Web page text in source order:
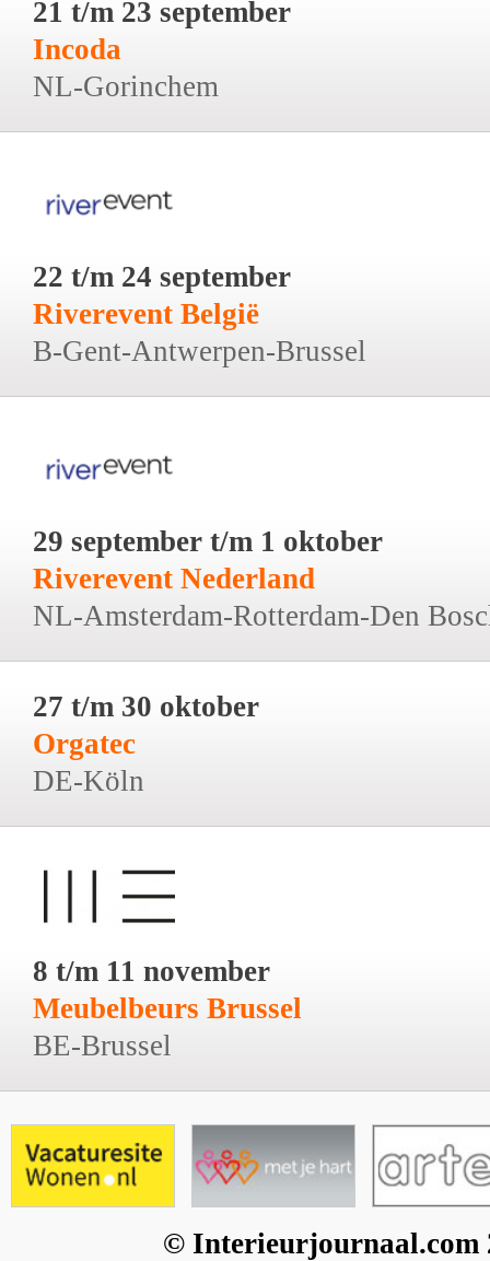
21 t/m 23 september
Incoda
NL-Gorinchem
22 t/m 24 september
Riverevent België
B-Gent-Antwerpen-Brussel
29 september t/m 1 oktober
Riverevent Nederland
NL-Amsterdam-Rotterdam-Den
27 t/m 30 oktober
Orgatec
DE-Köln
8 t/m 11 november
Meubelbeurs Brussel
BE-Brussel
© Interieurjournaal.com